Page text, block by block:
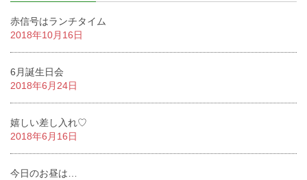
赤信号はランチタイム
2018年10月16日
6月誕生日会
2018年6月24日
嬉しい差し入れ♡
2018年6月16日
今日のお昼は…